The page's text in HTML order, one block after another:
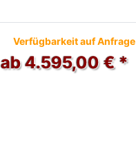
Verfügbarkeit auf Anfrage
ab 4.595,00 € *